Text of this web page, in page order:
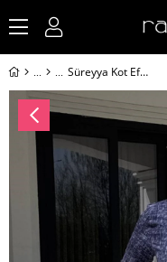
Süreyya Kot Efektli Gömlek Elbise Lacivert